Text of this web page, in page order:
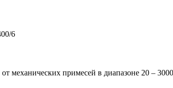
6
механических примесей в диапазоне 20 –